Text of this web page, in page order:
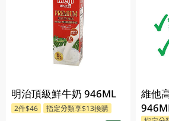
明治頂級鮮牛奶 946ML
2件$46 指定分類享$13換購
維他